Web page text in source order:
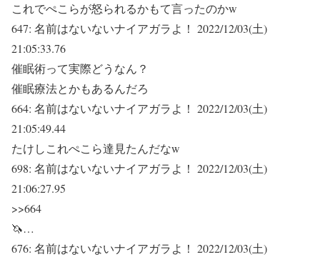
これでぺこらが怒られるかもて言ったのかw
647: 名前はないないナイアガラよ！ 2022/12/03(土)
21:05:33.76
催眠術って実際どうなん？
催眠療法とかもあるんだろ
664: 名前はないないナイアガラよ！ 2022/12/03(土)
21:05:49.44
たけしこれぺこら達見たんだなw
698: 名前はないないナイアガラよ！ 2022/12/03(土)
21:06:27.95
>>664
🦄…
676: 名前はないないナイアガラよ！ 2022/12/03(土)